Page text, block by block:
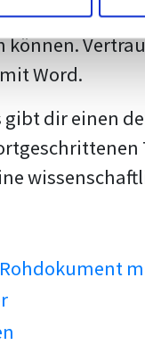
darstellen.
können.
Word.
dir einen